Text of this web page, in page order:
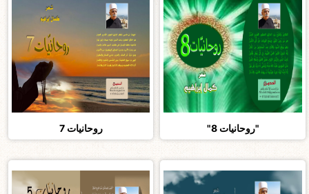
"روحانيات 8" روحانيات 7